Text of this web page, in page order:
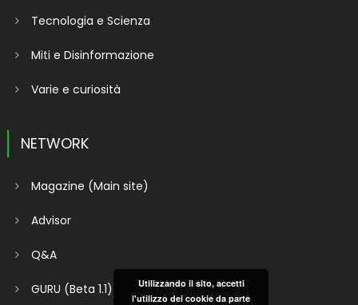
Tecnologia e Scienza
Miti e Disinformazione
Varie e curiosità
NETWORK
Magazine (Main site)
Advisor
Q&A
GURU (Beta 1.1)
Utilizzando il sito, accetti
l'utilizzo dei cookie da parte